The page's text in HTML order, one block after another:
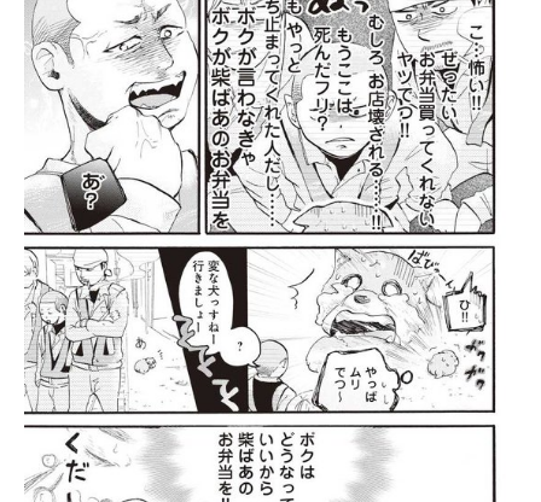
建設×テクノロジーの最前線
ちょっと気になるネットの話題